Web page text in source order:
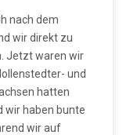
nach dem
wir direkt zu
Jetzt waren wir
und
hatten
wir haben bunte
wir auf